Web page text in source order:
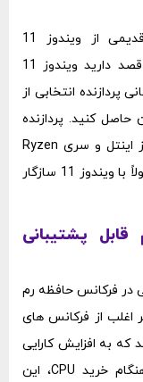
برخی از پردازنده‌ های قدیمی از ویندوز 11
پشتیبانی نمی ‌کنند. اگر قصد دارید ویندوز 11
پردازنده انتخابی از
کنید. پردازنده‌
های نسل هشتم به بعد از اینتل و سری Ryzen
2000 به بعد از AMD معمولاً با ویندوز 11 سازگار
پشتیبانی
در فرکانس حافظه رم
اغلب از فرکانس‌ های
که به افزایش کارایی
سیستم کمک می ‌کند. هنگام خرید CPU، این